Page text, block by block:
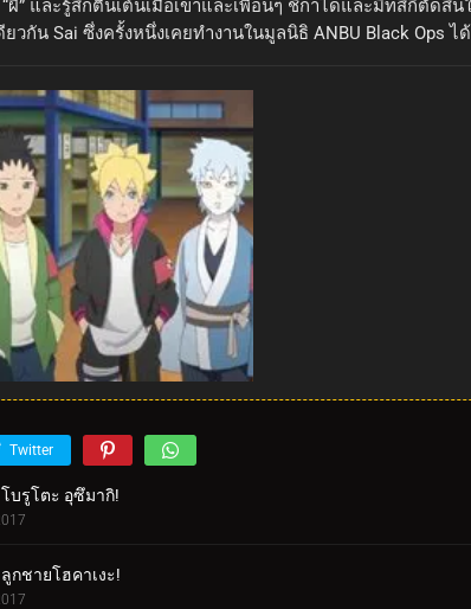
ผี” และรู้สึกตื่นเต้นเมื่อเขาและเพื่อนๆ ชิกาไดและมิทสึกิตัด
วกัน Sai ซึ่งครั้งหนึ่งเคยทำงานในมูลนิธิ ANBU Black
Twitter
บรูโตะ อุซึมากิ!
กชายโฮคาเงะ!